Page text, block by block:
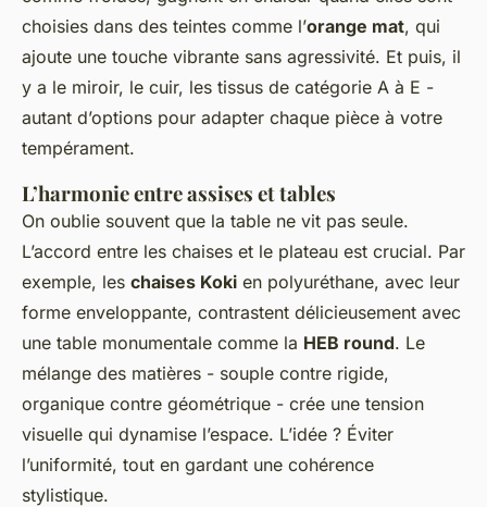
choisies dans des teintes comme l’orange mat, qui
ajoute une touche vibrante sans agressivité. Et puis, il
y a le miroir, le cuir, les tissus de catégorie A à E -
autant d’options pour adapter chaque pièce à votre
tempérament.
L’harmonie entre assises et tables
On oublie souvent que la table ne vit pas seule.
L’accord entre les chaises et le plateau est crucial. Par
exemple, les chaises Koki en polyuréthane, avec leur
forme enveloppante, contrastent délicieusement avec
une table monumentale comme la HEB round. Le
mélange des matières - souple contre rigide,
organique contre géométrique - crée une tension
visuelle qui dynamise l’espace. L’idée ? Éviter
l’uniformité, tout en gardant une cohérence
stylistique.